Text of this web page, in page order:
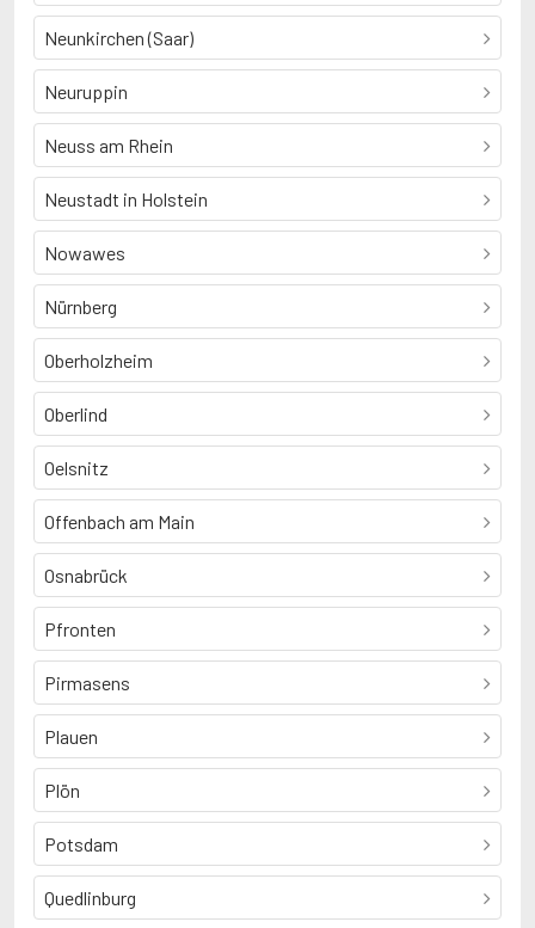
Neunkirchen (Saar)
Neuruppin
Neuss am Rhein
Neustadt in Holstein
Nowawes
Nürnberg
Oberholzheim
Oberlind
Oelsnitz
Offenbach am Main
Osnabrück
Pfronten
Pirmasens
Plauen
Plön
Potsdam
Quedlinburg